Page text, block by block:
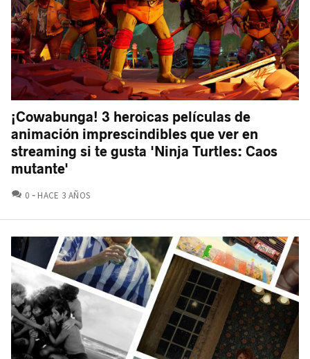
¡Cowabunga! 3 heroicas películas de
animación imprescindibles que ver en
streaming si te gusta 'Ninja Turtles: Caos
mutante'
0 COMENTARIOS
HACE 3 AÑOS